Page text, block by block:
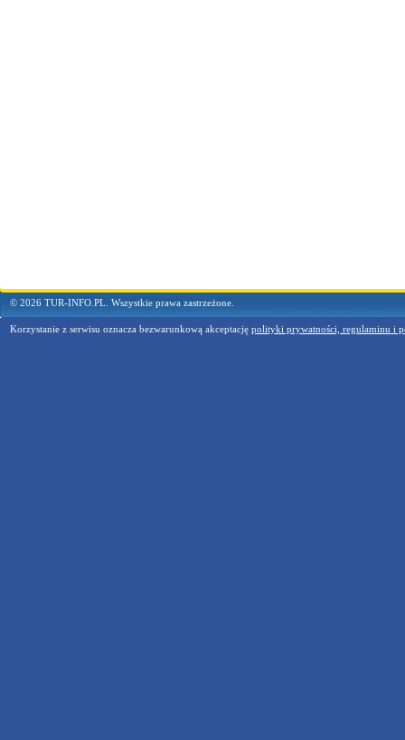
© 2026 TUR-INFO.PL. Wszystkie prawa zastrzeżone.
Korzystanie z serwisu oznacza bezwarunkową akceptację polityki prywatności, regulaminu i